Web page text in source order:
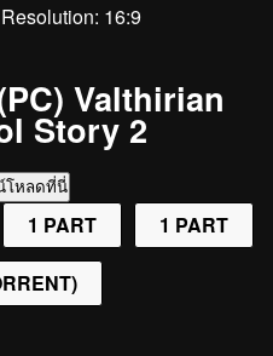
16:9
Valthirian
Story 2
โหลดที่นี่
1 PART 1 PART